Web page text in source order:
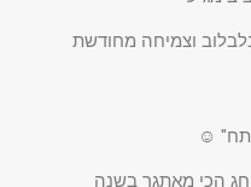
וצמיחה מחודשת
☺
הכי מאתגר בשנה